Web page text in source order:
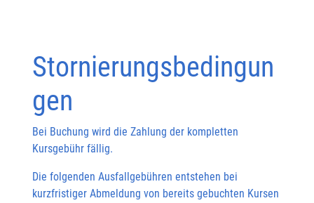
Stornierungsbedingun
gen
Bei Buchung wird die Zahlung der kompletten
Kursgebühr fällig.
Die folgenden Ausfallgebühren entstehen bei
kurzfristiger Abmeldung von bereits gebuchten Kursen